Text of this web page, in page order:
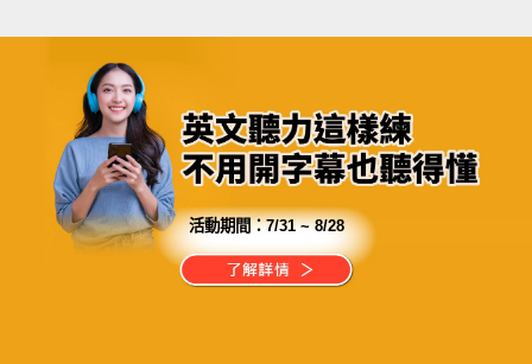
活動期間：7/31 ~ 8/28